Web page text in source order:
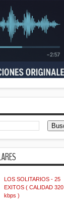
LOS SOLITARIOS - 25
EXITOS ( CALIDAD 320
kbps )